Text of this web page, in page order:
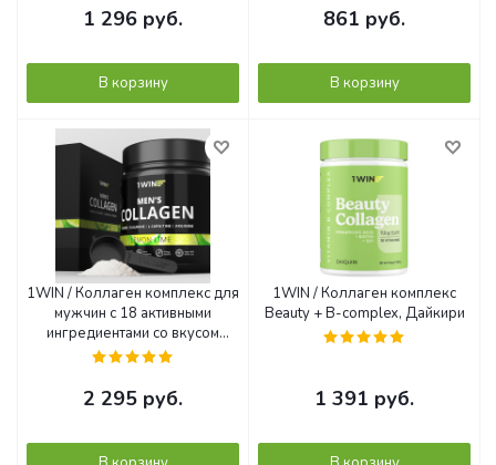
1 296 руб.
В корзину
861 руб.
В корзину
1WIN / Коллаген комплекс для
мужчин с 18 активными
ингредиентами со вкусом
лимон-лайм
2 295 руб.
1WIN / Коллаген комплекс
Beauty + B-complex, Дайкири
1 391 руб.